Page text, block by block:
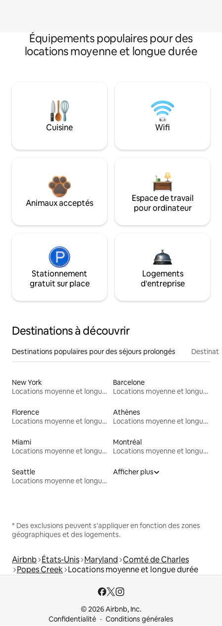
Équipements populaires pour des
locations moyenne et longue durée
Cuisine Wifi
Animaux acceptés
Espace de travail
pour ordinateur
Stationnement
gratuit sur place
Logements
d'entreprise
Destinations à découvrir
Destinations populaires pour des séjours prolongés
New York
Locations moyenne et longue durée
Barcelone
Locations moyenne et longue durée
Florence
Locations moyenne et longue durée
Athènes
Locations moyenne et longue durée
Miami
Locations moyenne et longue durée
Montréal
Locations moyenne et longue durée
Seattle
Locations moyenne et longue durée
Afficher plus
* Des exclusions peuvent s'appliquer en fonction des zones
géographiques et des logements.
Airbnb États-Unis Maryland Comté de Charles
Popes Creek Locations moyenne et longue durée
© 2026 Airbnb, Inc.
Confidentialité
Conditions générales